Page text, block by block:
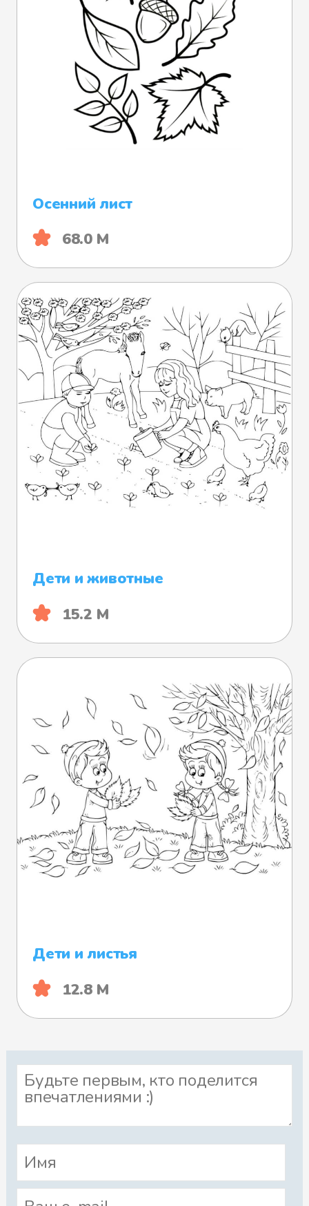
Осенний лист
68.0 М
Дети и животные
15.2 М
Дети и листья
12.8 М